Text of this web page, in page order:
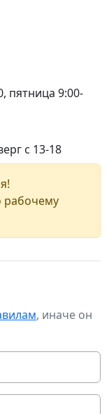
пятница 9:00-
с 13-18
рабочему
, иначе он